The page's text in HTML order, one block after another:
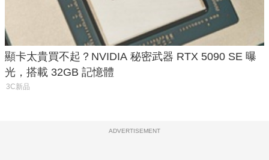
顯卡太貴買不起？NVIDIA 秘密武器 RTX 5090 SE 曝
光，搭載 32GB 記憶體
3C新品
ADVERTISEMENT